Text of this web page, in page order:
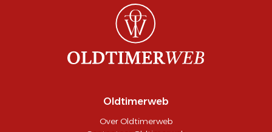
Oldtimerweb
Over Oldtimerweb